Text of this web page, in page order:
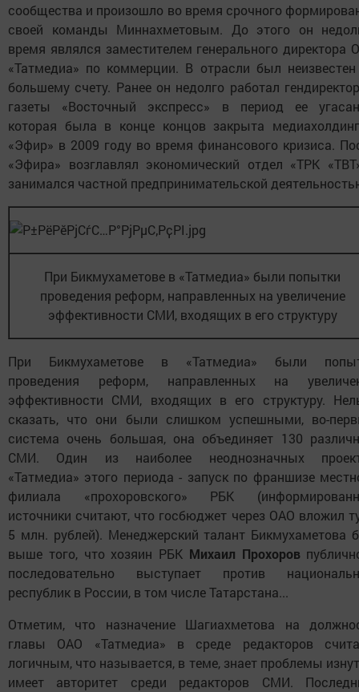
сообщества и произошло во время срочного
своей команды Миннахметовым. До этого он
время являлся заместителем генерального директора
«Татмедиа» по коммерции. В отрасли был
большему счету. Ранее он недолго работал
газеты «Восточный экспресс» в период ее
которая была в конце концов закрыта
«Эфир» в 2009 году во время финансового кризиса.
«Эфира» возглавлял экономический отдел «ТРК
занимался частной предпринимательской
При Бикмухаметове в «Татмедиа» были попытки
проведения реформ, направленных на увеличение
эффективности СМИ, входящих в его структуру
При Бикмухаметове в «Татмедиа» были
проведения реформ, направленных на
эффективности СМИ, входящих в его структуру.
сказать, что они были слишком успешными, во-
система очень большая, она объединяет 130
СМИ. Один из наиболее неоднозначных
«Татмедиа» этого периода - запуск по франшизе
филиала «прохоровского» РБК
источники считают, что госбюджет через ОАО вложил
5 млн. рублей). Менеджерский талант Бикмухаметова
выше того, что хозяин РБК Михаил Прохоров
последовательно выступает против
республик в России, в том числе Татарстана...
Отметим, что назначение Шагиахметова на
главы ОАО «Татмедиа» в среде редакторов
логичным, что называется, в теме, знает проблемы
имеет авторитет среди редакторов СМИ.